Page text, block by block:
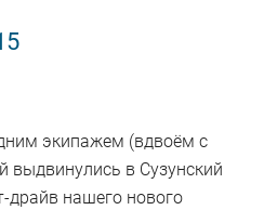
экипажем (вдвоём с
выдвинулись в Сузунский
драйв нашего нового